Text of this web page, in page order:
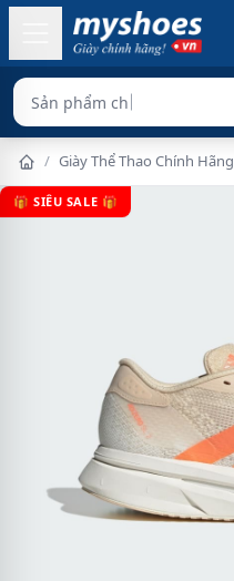
Sản phẩm chính hãng 100%
/ Giày Thể Thao Chính Hãng
🎁 SIÊU SALE 🎁